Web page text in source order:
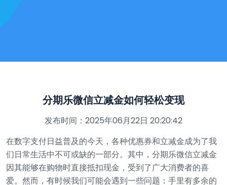
分期乐微信立减金如何轻松变现
发布时间：2025年06月22日 20:20:42
在数字支付日益普及的今天，各种优惠券和立减金成为了我
们日常生活中不可或缺的一部分。其中，分期乐微信立减金
因其能够在购物时直接抵扣现金，受到了广大消费者的喜
爱。然而，有时候我们可能会遇到一些问题：手里有多余的